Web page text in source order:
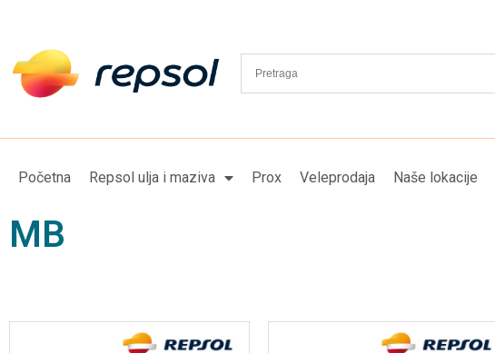
Početna Repsol ulja i maziva Prox Veleprodaja Naše lokacije
MB